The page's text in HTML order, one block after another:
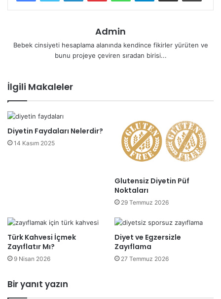
Admin
Bebek cinsiyeti hesaplama alanında kendince fikirler yürüten ve
bunu projeye çeviren sıradan birisi...
İlgili Makaleler
Diyetin Faydaları Nelerdir?
14 Kasım 2025
Glutensiz Diyetin Püf
Noktaları
29 Temmuz 2026
Türk Kahvesi İçmek
Zayıflatır Mı?
9 Nisan 2026
Diyet ve Egzersizle
Zayıflama
27 Temmuz 2026
Bir yanıt yazın